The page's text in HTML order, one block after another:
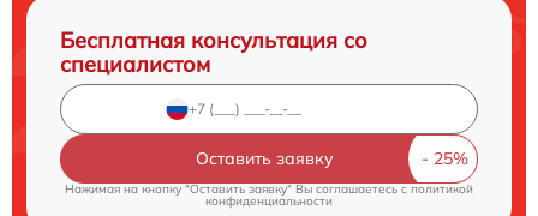
Бесплатная консультация со
специалистом
Оставить заявку
Нажимая на кнопку "Оставить заявку" Вы соглашаетесь cполитикой
конфиденциальности